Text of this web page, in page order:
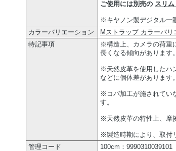
ご使用には別売の スリ
※キヤノン製デジタル一
カラーバリエーション
Mストラップ カラーバリ
特記事項
※構造上、カメラの荷重
長くなる傾向があります。
※天然皮革を使用したハ
などに個体差があります。
※コバ加工が施されてい
す。
※天然皮革の特性上、摩
※製造時期により、取付
管理コード
100cm：9990310039101